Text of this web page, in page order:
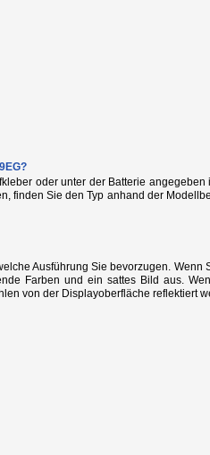
oder unter der Batterie angegeben
finden Sie den Typ anhand der
Ausführung Sie bevorzugen. Wenn
Farben und ein sattes Bild aus.
von der Displayoberfläche reflektiert